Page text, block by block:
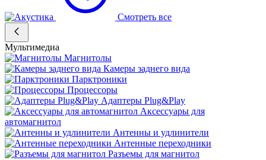
Смотреть все
Мультимедиа
Магнитолы
Камеры заднего вида
Парктроники
Процессоры
Адаптеры Plug&Play
Аксессуары для
автомагнитол
Антенны и удлинители
Антенные переходники
Разъемы для магнитол